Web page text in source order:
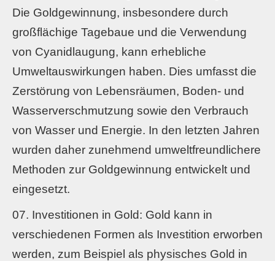
Die Goldgewinnung, insbesondere durch
großflächige Tagebaue und die Verwendung
von Cyanidlaugung, kann erhebliche
Umweltauswirkungen haben. Dies umfasst die
Zerstörung von Lebensräumen, Boden- und
Wasserverschmutzung sowie den Verbrauch
von Wasser und Energie. In den letzten Jahren
wurden daher zunehmend umweltfreundlichere
Methoden zur Goldgewinnung entwickelt und
eingesetzt.
Investitionen in Gold: Gold kann in
verschiedenen Formen als Investition erworben
werden, zum Beispiel als physisches Gold in